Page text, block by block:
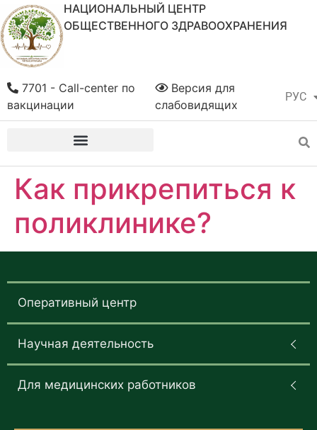
НАЦИОНАЛЬНЫЙ ЦЕНТР
ОБЩЕСТВЕННОГО ЗДРАВООХРАНЕНИЯ
РУС
ҚАЗ
Версия для
слабовидящих
7701 - Call-center по
вакцинации
Как прикрепиться к
поликлинике?
Оперативный центр
Научная деятельность
Для медицинских работников